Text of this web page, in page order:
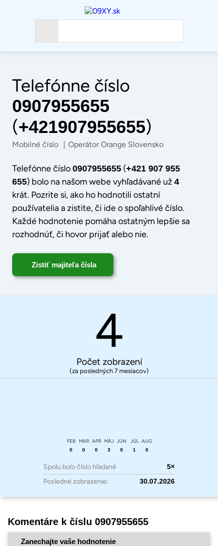
Telefónne číslo
0907955655
(+421907955655)
Mobilné číslo | Operátor Orange Slovensko
Telefónne číslo 0907955655(+421 907 955
655) bolo na našom webe vyhľadávané už 4
krát. Pozrite si, ako ho hodnotili ostatní
používatelia a zistite, či ide o spoľahlivé číslo.
Každé hodnotenie pomáha ostatným lepšie sa
rozhodnúť, či hovor prijať alebo nie.
Zistiť majiteľa čísla
4
Počet zobrazení
(za posledných 7 mesiacov)
FEB
0
MAR
0
APR
0
MÁJ
3
JÚN
0
JÚL
1
AUG
0
Spolu bolo číslo hľadané 5×
Posledné zobrazenie: 30.07.2026
Komentáre k číslu 0907955655
Zanechajte vaše hodnotenie